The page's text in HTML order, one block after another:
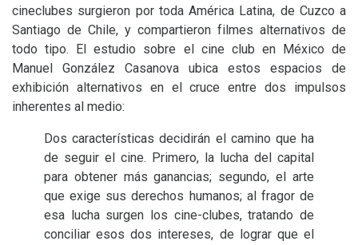
cineclubes surgieron por toda América Latina, de Cuzco a
Santiago de Chile, y compartieron filmes alternativos de
todo tipo. El estudio sobre el cine club en México de
Manuel González Casanova ubica estos espacios de
exhibición alternativos en el cruce entre dos impulsos
inherentes al medio:
Dos características decidirán el camino que ha
de seguir el cine. Primero, la lucha del capital
para obtener más ganancias; segundo, el arte
que exige sus derechos humanos; al fragor de
esa lucha surgen los cine-clubes, tratando de
conciliar esos dos intereses, de lograr que el